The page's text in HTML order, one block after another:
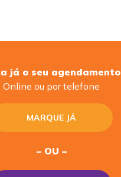
já o seu agendamento
Online ou por telefone
MARQUE JÁ
– OU –